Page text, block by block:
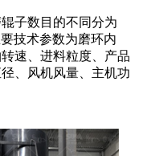
子数目的不同分为
技术参数为磨环内
速、进料粒度、产品
、风机风量、主机功